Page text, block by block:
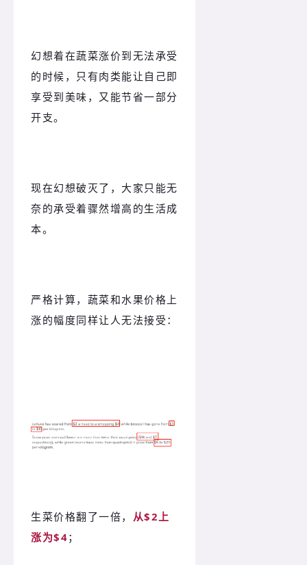
幻想着在蔬菜涨价到无法承受
的时候，只有肉类能让自己即
享受到美味，又能节省一部分
开支。
现在幻想破灭了，大家只能无
奈的承受着骤然增高的生活成
本。
严格计算，蔬菜和水果价格上
涨的幅度同样让人无法接受：
生菜价格翻了一倍， 从$2上
涨为$4；